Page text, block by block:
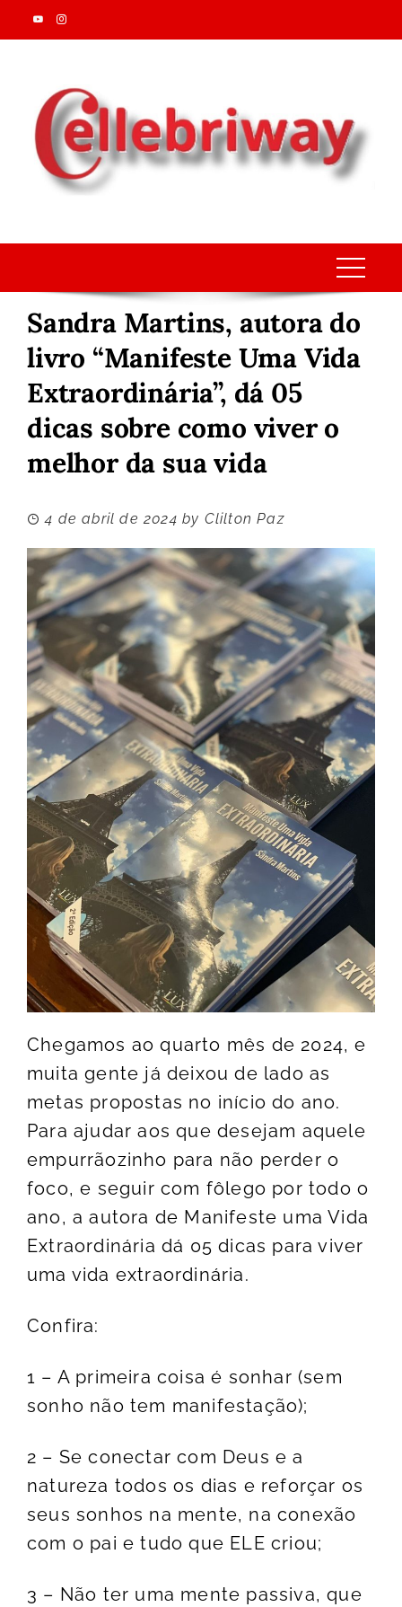
Skip
to
Sandra Martins, autora do
livro “Manifeste Uma Vida
Extraordinária”, dá 05
dicas sobre como viver o
melhor da sua vida
4 de abril de 2024 by Clilton Paz
Chegamos ao quarto mês de 2024, e
muita gente já deixou de lado as
metas propostas no início do ano.
Para ajudar aos que desejam aquele
empurrãozinho para não perder o
foco, e seguir com fôlego por todo o
ano, a autora de Manifeste uma Vida
Extraordinária dá 05 dicas para viver
uma vida extraordinária.
Confira:
1 – A primeira coisa é sonhar (sem
sonho não tem manifestação);
2 – Se conectar com Deus e a
natureza todos os dias e reforçar os
seus sonhos na mente, na conexão
com o pai e tudo que ELE criou;
3 – Não ter uma mente passiva, que